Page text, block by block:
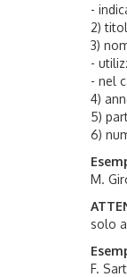
-
2)
3)
-
- nel
4)
5)
6)
M.
solo
F.